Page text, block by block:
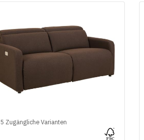
5 Zugängliche Varianten